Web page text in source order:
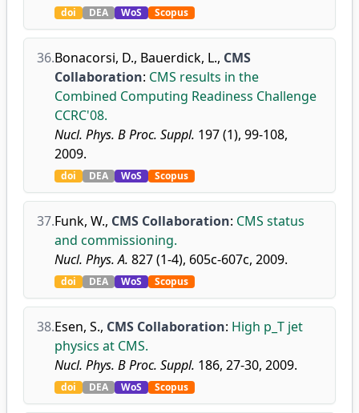
doi DEA WoS Scopus
36.Bonacorsi, D., Bauerdick, L., CMS
Collaboration: CMS results in the
Combined Computing Readiness Challenge
CCRC'08.
Nucl. Phys. B Proc. Suppl. 197 (1), 99-108,
2009.
doi DEA WoS Scopus
37.Funk, W., CMS Collaboration: CMS status
and commissioning.
Nucl. Phys. A. 827 (1-4), 605c-607c, 2009.
doi DEA WoS Scopus
38.Esen, S., CMS Collaboration: High p_T jet
physics at CMS.
Nucl. Phys. B Proc. Suppl. 186, 27-30, 2009.
doi DEA WoS Scopus